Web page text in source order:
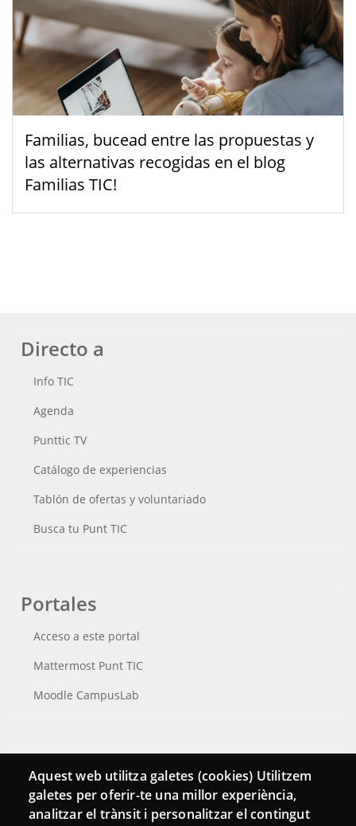
Familias, bucead entre las propuestas y
las alternativas recogidas en el blog
Familias TIC!
Directo a
Info TIC
Agenda
Punttic TV
Catálogo de experiencias
Tablón de ofertas y voluntariado
Busca tu Punt TIC
Portales
Acceso a este portal
Mattermost Punt TIC
Moodle CampusLab
Conecta
Contacto
Aquest web utilitza galetes (cookies) Utilitzem
galetes per oferir-te una millor experiència,
analitzar el trànsit i personalitzar el contingut